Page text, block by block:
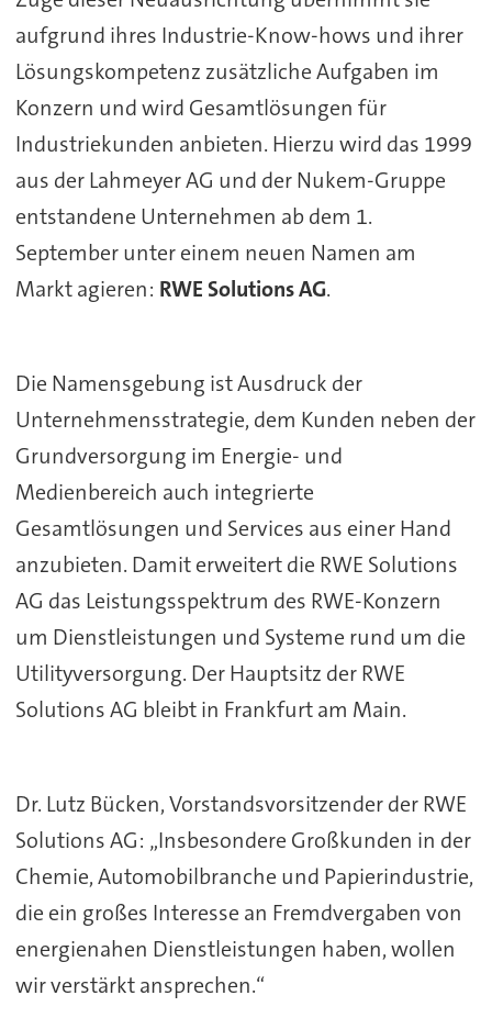
aufgrund ihres Industrie-Know-hows und ihrer
Lösungskompetenz zusätzliche Aufgaben im
Konzern und wird Gesamtlösungen für
Industriekunden anbieten. Hierzu wird das 1999
aus der Lahmeyer AG und der Nukem-Gruppe
entstandene Unternehmen ab dem 1.
September unter einem neuen Namen am
Markt agieren: RWE Solutions AG.
Die Namensgebung ist Ausdruck der
Unternehmensstrategie, dem Kunden neben der
Grundversorgung im Energie- und
Medienbereich auch integrierte
Gesamtlösungen und Services aus einer Hand
anzubieten. Damit erweitert die RWE Solutions
AG das Leistungsspektrum des RWE-Konzern
um Dienstleistungen und Systeme rund um die
Utilityversorgung. Der Hauptsitz der RWE
Solutions AG bleibt in Frankfurt am Main.
Dr. Lutz Bücken, Vorstandsvorsitzender der RWE
Solutions AG: „Insbesondere Großkunden in der
Chemie, Automobilbranche und Papierindustrie,
die ein großes Interesse an Fremdvergaben von
energienahen Dienstleistungen haben, wollen
wir verstärkt ansprechen.“